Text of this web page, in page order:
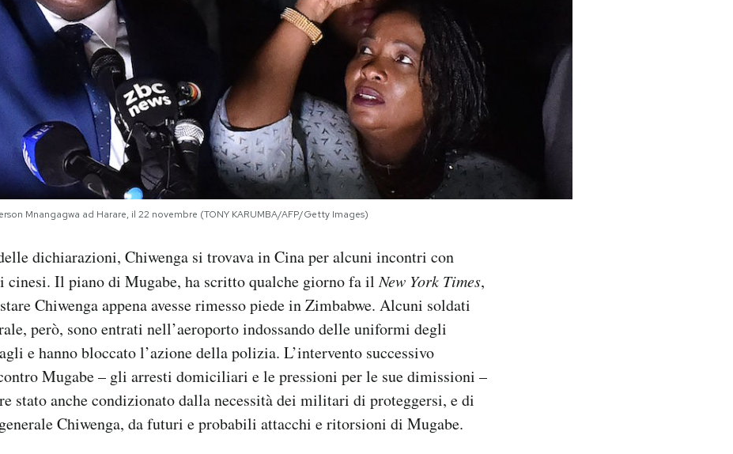
Mnangagwa ad Harare, il 22 novembre (TONY KARUMBA/AFP/Getty Images)
dichiarazioni, Chiwenga si trovava in Cina per alcuni incontri con
cinesi. Il piano di Mugabe, ha scritto qualche giorno fa ilNew York Times,
Chiwenga appena avesse rimesso piede in Zimbabwe. Alcuni soldati
però, sono entrati nell’aeroporto indossando delle uniformi degli
e hanno bloccato l’azione della polizia. L’intervento successivo
Mugabe – gli arresti domiciliari e le pressioni per le sue dimissioni –
stato anche condizionato dalla necessità dei militari di proteggersi, e di
Chiwenga, da futuri e probabili attacchi e ritorsioni di Mugabe.